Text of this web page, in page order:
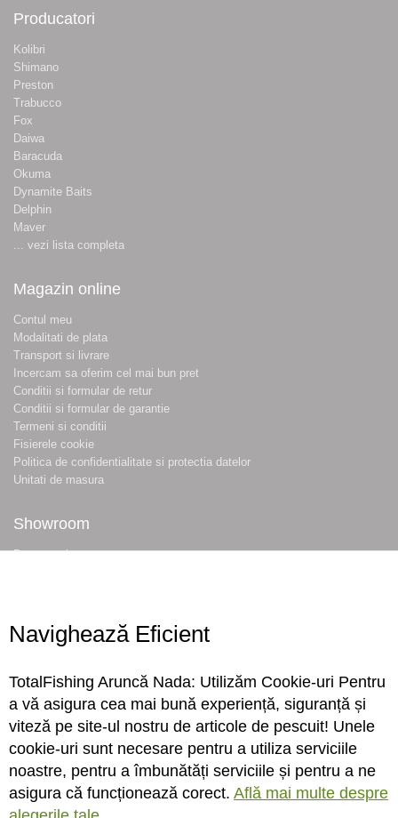
Producatori
Kolibri
Shimano
Preston
Trabucco
Fox
Daiwa
Baracuda
Okuma
Dynamite Baits
Delphin
Maver
... vezi lista completa
Magazin online
Contul meu
Modalitati de plata
Transport si livrare
Incercam sa oferim cel mai bun pret
Conditii si formular de retur
Conditii si formular de garantie
Termeni si conditii
Fisierele cookie
Politica de confidentialitate si protectia datelor
Unitati de masura
Showroom
Despre noi
Conecteaza-te
Sa ne cunoastem mai bine. Vino alaturi de noi pe reteaua ta preferata. Te
asteptam cu stiri, surprize, concursuri, premii ...
Navighează Eficient
TotalFishing Aruncă Nada: Utilizăm Cookie-uri Pentru
a vă asigura cea mai bună experiență, siguranță și
viteză pe site-ul nostru de articole de pescuit! Unele
cookie-uri sunt necesare pentru a utiliza serviciile
noastre, pentru a îmbunătăți serviciile și pentru a ne
asigura că funcționează corect. Află mai multe despre